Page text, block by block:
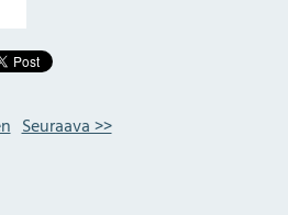
Seuraava >>